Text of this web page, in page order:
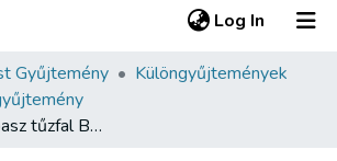
Log In (current)
Gyűjtemény
Különgyűjtemények
Nem lesz csupasz tűzfal Budapesten